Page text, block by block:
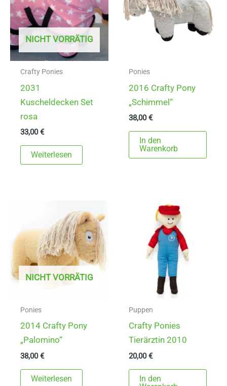
NICHT VORRÄTIG
Crafty Ponies
2031
Kuscheldecken Set
rosa
33,00€
Weiterlesen
Ponies
2016 Crafty Pony
„Schimmel“
38,00€
In den
Warenkorb
NICHT VORRÄTIG
Ponies
2014 Crafty Pony
„Palomino“
38,00€
Weiterlesen
Puppen
Crafty Ponies
Tierärztin 2010
20,00€
In den